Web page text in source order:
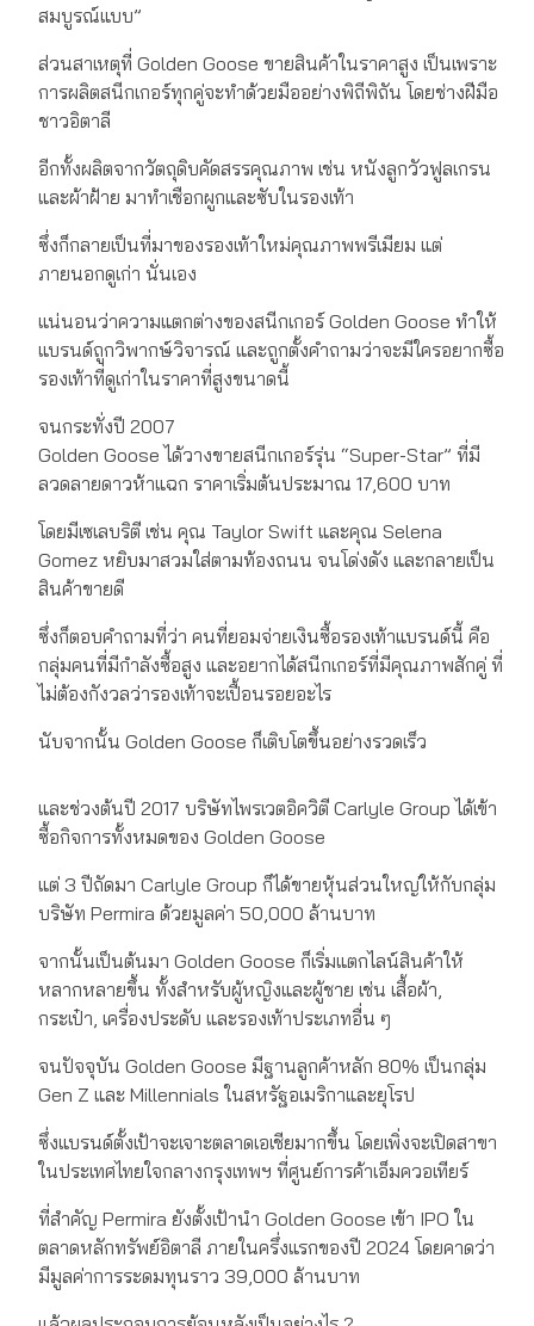
สมบูรณ์แบบ”
ส่วนสาเหตุที่ ​Golden Goose ขายสินค้าในราคาสูง เป็นเพราะ
การผลิตสนีกเกอร์ทุกคู่จะทำด้วยมืออย่างพิถีพิถัน โดยช่างฝีมือ
ชาวอิตาลี
อีกทั้งผลิตจากวัตถุดิบคัดสรรคุณภาพ เช่น หนังลูกวัวฟูลเกรน
และผ้าฝ้าย มาทำเชือกผูกและซับในรองเท้า
ซึ่งก็กลายเป็นที่มาของรองเท้าใหม่คุณภาพพรีเมียม แต่
ภายนอกดูเก่า นั่นเอง
แน่นอนว่าความแตกต่างของสนีกเกอร์ Golden Goose ทำให้
แบรนด์ถูกวิพากษ์วิจารณ์ และถูกตั้งคำถามว่าจะมีใครอยากซื้อ
รองเท้าที่ดูเก่าในราคาที่สูงขนาดนี้
จนกระทั่งปี 2007
Golden Goose ได้วางขายสนีกเกอร์รุ่น “Super-Star” ที่มี
ลวดลายดาวห้าแฉก ราคาเริ่มต้นประมาณ 17,600 บาท
โดยมีเซเลบริตี เช่น คุณ Taylor Swift และคุณ Selena
Gomez หยิบมาสวมใส่ตามท้องถนน จนโด่งดัง และกลายเป็น
สินค้าขายดี
ซึ่งก็ตอบคำถามที่ว่า คนที่ยอมจ่ายเงินซื้อรองเท้าแบรนด์นี้ คือ
กลุ่มคนที่มีกำลังซื้อสูง และอยากได้สนีกเกอร์ที่มีคุณภาพสักคู่ ที่
ไม่ต้องกังวลว่ารองเท้าจะเปื้อนรอยอะไร
นับจากนั้น Golden Goose ก็เติบโตขึ้นอย่างรวดเร็ว
และช่วงต้นปี 2017 บริษัทไพรเวตอิควิตี Carlyle Group ได้เข้า
ซื้อกิจการทั้งหมดของ Golden Goose
แต่ 3 ปีถัดมา Carlyle Group ก็ได้ขายหุ้นส่วนใหญ่ให้กับกลุ่ม
บริษัท Permira ด้วยมูลค่า 50,000 ล้านบาท
จากนั้นเป็นต้นมา Golden Goose ก็เริ่มแตกไลน์สินค้าให้
หลากหลายขึ้น ทั้งสำหรับผู้หญิงและผู้ชาย เช่น เสื้อผ้า,
กระเป๋า, เครื่องประดับ และรองเท้าประเภทอื่น ๆ
จนปัจจุบัน Golden Goose มีฐานลูกค้าหลัก 80% เป็นกลุ่ม
Gen Z และ Millennials ในสหรัฐอเมริกาและยุโรป
ซึ่งแบรนด์ตั้งเป้าจะเจาะตลาดเอเชียมากขึ้น โดยเพิ่งจะเปิดสาขา
ในประเทศไทยใจกลางกรุงเทพฯ ที่ศูนย์การค้าเอ็มควอเทียร์
ที่สำคัญ Permira ยังตั้งเป้านำ Golden Goose เข้า IPO ใน
ตลาดหลักทรัพย์อิตาลี ภายในครึ่งแรกของปี 2024 โดยคาดว่า
มีมูลค่าการระดมทุนราว 39,000 ล้านบาท